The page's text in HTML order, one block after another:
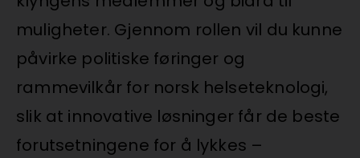
muligheter. Gjennom rollen vil du kunne
påvirke politiske føringer og
rammevilkår for norsk helseteknologi,
slik at innovative løsninger får de beste
forutsetningene for å lykkes –